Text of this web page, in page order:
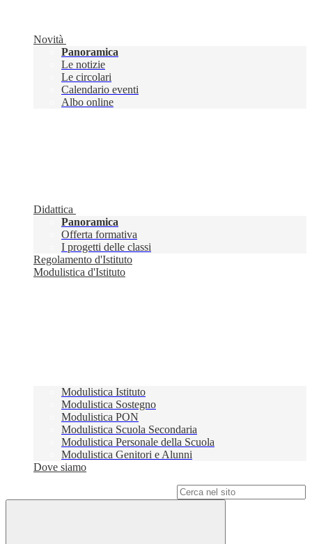
Novità
Panoramica
Le notizie
Le circolari
Calendario eventi
Albo online
Didattica
Panoramica
Offerta formativa
I progetti delle classi
Regolamento d'Istituto
Modulistica d'Istituto
Modulistica Istituto
Modulistica Sostegno
Modulistica PON
Modulistica Scuola Secondaria
Modulistica Personale della Scuola
Modulistica Genitori e Alunni
Dove siamo